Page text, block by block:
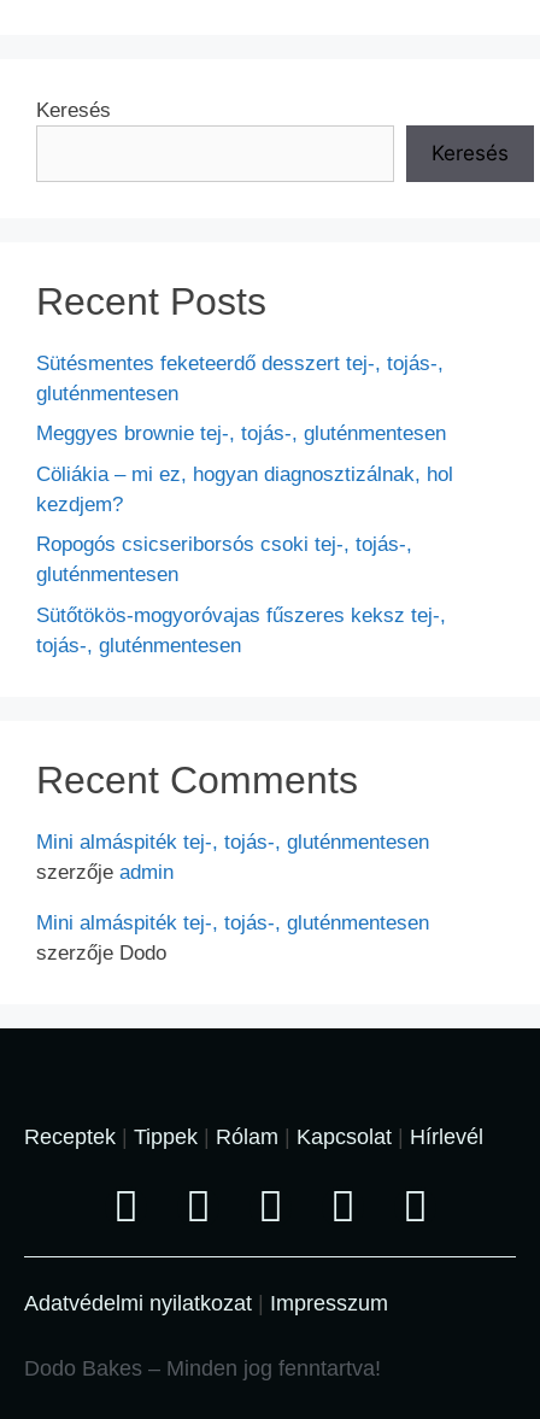
Keresés
Keresés
Recent Posts
Sütésmentes feketeerdő desszert tej-, tojás-,
gluténmentesen
Meggyes brownie tej-, tojás-, gluténmentesen
Cöliákia – mi ez, hogyan diagnosztizálnak, hol
kezdjem?
Ropogós csicseriborsós csoki tej-, tojás-,
gluténmentesen
Sütőtökös-mogyoróvajas fűszeres keksz tej-,
tojás-, gluténmentesen
Recent Comments
Mini almáspiték tej-, tojás-, gluténmentesen
szerzője admin
Mini almáspiték tej-, tojás-, gluténmentesen
szerzője Dodo
Receptek | Tippek | Rólam | Kapcsolat | Hírlevél
Dodo Bakes – Minden jog fenntartva!
Adatvédelmi nyilatkozat | Impresszum